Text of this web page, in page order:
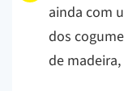
ainda com
dos
de